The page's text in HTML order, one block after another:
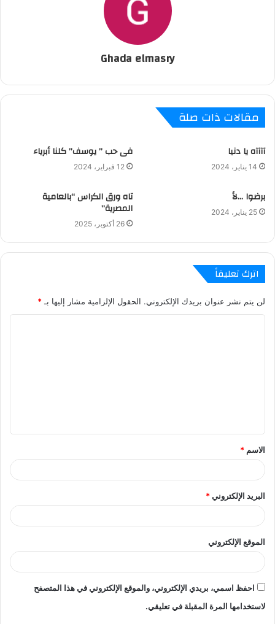
Ghada elmasry
مقالات ذات صلة
آآآآه يا دنيا
14 يناير، 2024
فى حب ” يوسف” كلنا أبرياء
12 فبراير، 2024
برضوا …لأ
25 يناير، 2024
تاه ورق الكراس “بالعامية
المصرية”
26 أكتوبر، 2025
اترك تعليقاً
لن يتم نشر عنوان بريدك الإلكتروني. الحقول الإلزامية مشار إليها بـ *
ق
*
الاسم *
البريد الإلكتروني*
الموقع الإلكتروني
احفظ اسمي، بريدي الإلكتروني، والموقع الإلكتروني في هذا المتصفح
لاستخدامها المرة المقبلة في تعليقي.